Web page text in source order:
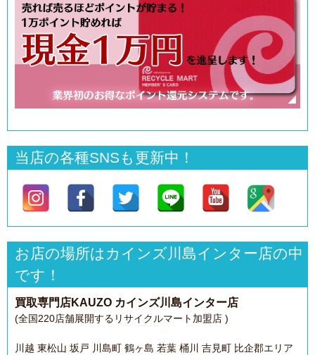
当店の各種SNSも更新中！
お店の場所はカインズ川島インター店の中
です！
買取専門店KAUZO カインズ川島インター店
(全国220店舗展開するリサイクルマート加盟店 )
川越 東松山 坂戸 川島町 鶴ヶ島 若葉 桶川 吉見町 比企郡エリア